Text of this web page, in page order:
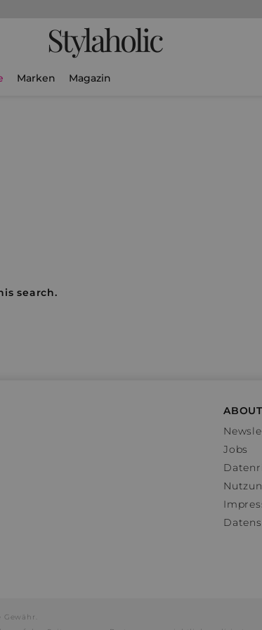
Stylaholic
Marken Magazin
search.
Jobs